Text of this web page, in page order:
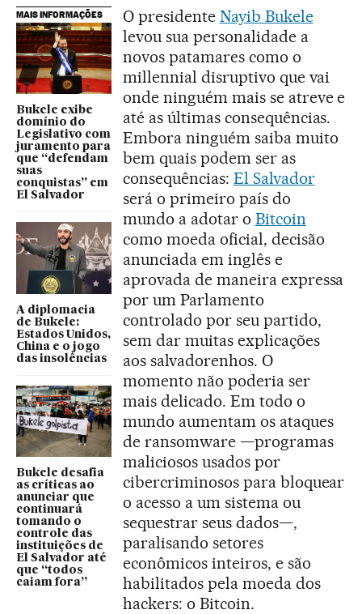
MAIS INFORMAÇÕES
Bukele exibe
domínio do
Legislativo com
juramento para
que “defendam
suas
conquistas” em
El Salvador
A diplomacia
de Bukele:
Estados Unidos,
China e o jogo
das insolências
Bukele desafia
as críticas ao
anunciar que
continuará
tomando o
controle das
instituições de
El Salvador até
que “todos
caiam fora”
O presidente Nayib Bukele
levou sua personalidade a
novos patamares como o
millennial disruptivo que vai
onde ninguém mais se atreve e
até as últimas consequências.
Embora ninguém saiba muito
bem quais podem ser as
consequências: El Salvador
será o primeiro país do
mundo a adotar o Bitcoin
como moeda oficial, decisão
anunciada em inglês e
aprovada de maneira expressa
por um Parlamento
controlado por seu partido,
sem dar muitas explicações
aos salvadorenhos. O
momento não poderia ser
mais delicado. Em todo o
mundo aumentam os ataques
de ransomware —programas
maliciosos usados por
cibercriminosos para bloquear
o acesso a um sistema ou
sequestrar seus dados—,
paralisando setores
econômicos inteiros, e são
habilitados pela moeda dos
hackers: o Bitcoin.